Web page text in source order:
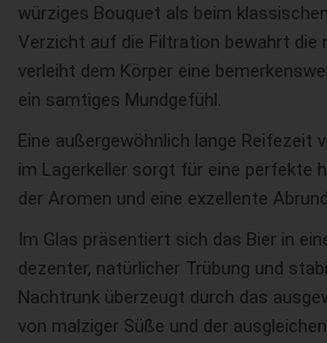
würziges Bouquet als beim
Verzicht auf die Filtration bewahrt die
verleiht dem Körper eine
ein samtiges Mundgefühl.
Eine außergewöhnlich lange Reifezeit
im Lagerkeller sorgt für eine perfekte
der Aromen und eine exzellente
Im Glas präsentiert sich das Bier in
dezenter, natürlicher Trübung und
Nachtrunk überzeugt durch das
von malziger Süße und der